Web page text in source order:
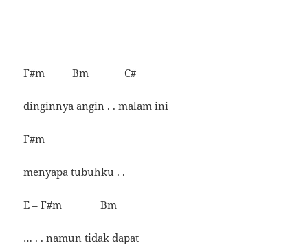
F#m Bm C#
dinginnya angin . . malam ini
F#m
menyapa tubuhku . .
E – F#m Bm
… . . namun tidak dapat